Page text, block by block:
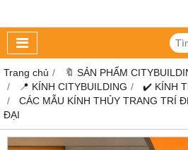
Trang chủ
🔖 SẢN PHẨM
📍 KÍNH CITYBUILDING
✔️ KÍNH
CÁC MẪU KÍNH THỦY TRANG TRÍ
ĐẠI